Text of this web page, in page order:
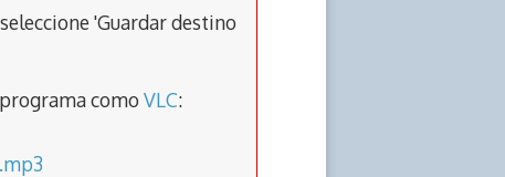
'Guardar destino
como VLC: